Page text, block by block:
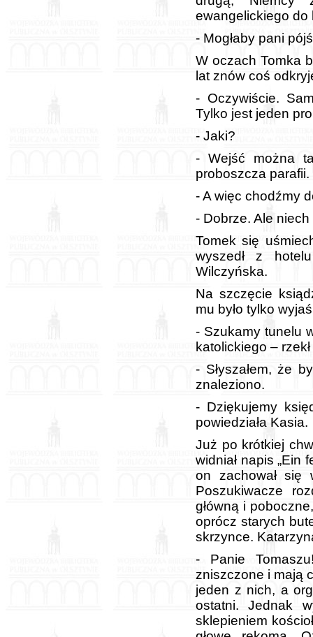
ewangelickiego do
- Mogłaby pani
W oczach Tomka
lat znów coś
- Oczywiście.
Tylko jest jeden
- Jaki?
- Wejść można
proboszcza parafii.
- A więc chodźmy
- Dobrze. Ale
Tomek się
wyszedł z
Wilczyńska.
Na szczęcie
mu było tylko
- Szukamy tunelu
katolickiego –
- Słyszałem, że
znaleziono.
- Dziękujemy
powiedziała Kasia.
Już po krótkiej
widniał napis „Ein
on zachował się
Poszukiwacze
główną i
oprócz starych
skrzynce.
- Panie
zniszczone i mają
jeden z nich, a
ostatni. Jednak
sklepieniem